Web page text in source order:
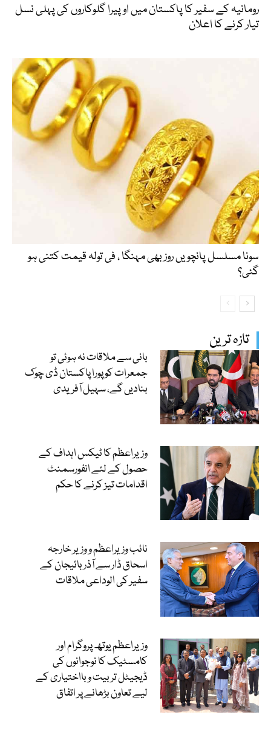
تازہ ترین
بانی سے ملاقات نہ ہوئی تو
جمعرات کو پورا پاکستان ڈی چوک
بنادیں گے، سہیل آفریدی
وزیراعظم کا ٹیکس اہداف کے
حصول کے لئے انفورسمنٹ
اقدامات تیز کرنے کا حکم
نائب وزیراعظم و وزیر خارجہ
اسحاق ڈار سے آذربائیجان کے
سفیر کی الوداعی ملاقات
وزیراعظم یوتھ پروگرام اور
کامسٹیک کا نوجوانوں کی
ڈیجیٹل تربیت و بااختیاری کے
لیے تعاون بڑھانے پر اتفاق
رومانیہ کے سفیر کا پاکستان میں اوپیرا گلوکاروں کی پہلی نسل
تیار کرنے کا اعلان
سونا مسلسل پانچویں روز بھی مہنگا ، فی تولہ قیمت کتنی ہو
گئی؟